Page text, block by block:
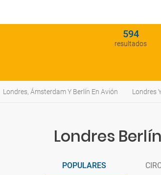
594
resultados
Londres, Ámsterdam Y Berlín En Avión Londres
Londres
POPULARES